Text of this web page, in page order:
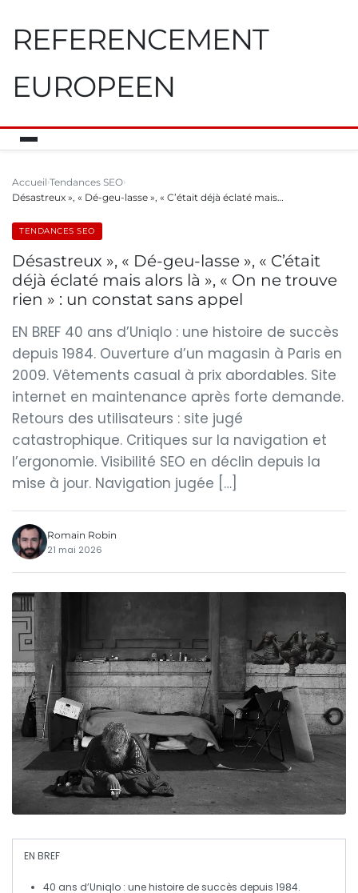
REFERENCEMENT
EUROPEEN
Accueil Tendances SEO
Désastreux », « Dé-geu-lasse », « C’était déjà éclaté mais…
TENDANCES SEO
Désastreux », « Dé-geu-lasse », « C’était
déjà éclaté mais alors là », « On ne trouve
rien » : un constat sans appel
EN BREF 40 ans d’Uniqlo : une histoire de succès
depuis 1984. Ouverture d’un magasin à Paris en
2009. Vêtements casual à prix abordables. Site
internet en maintenance après forte demande.
Retours des utilisateurs : site jugé
catastrophique. Critiques sur la navigation et
l’ergonomie. Visibilité SEO en déclin depuis la
mise à jour. Navigation jugée […]
Romain Robin
21 mai 2026
EN BREF
40 ans d’Uniqlo : une histoire de succès depuis 1984.